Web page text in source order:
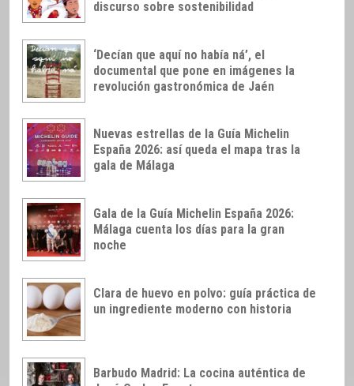
discurso sobre sostenibilidad
‘Decían que aquí no había ná’, el
documental que pone en imágenes la
revolución gastronómica de Jaén
Nuevas estrellas de la Guía Michelin
España 2026: así queda el mapa tras la
gala de Málaga
Gala de la Guía Michelin España 2026:
Málaga cuenta los días para la gran
noche
Clara de huevo en polvo: guía práctica de
un ingrediente moderno con historia
Barbudo Madrid: La cocina auténtica de